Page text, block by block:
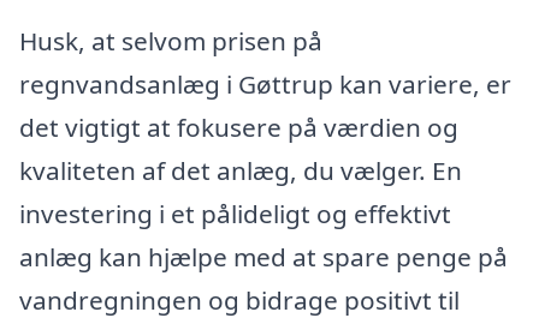
Husk, at selvom prisen på
regnvandsanlæg i Gøttrup kan variere, er
det vigtigt at fokusere på værdien og
kvaliteten af det anlæg, du vælger. En
investering i et pålideligt og effektivt
anlæg kan hjælpe med at spare penge på
vandregningen og bidrage positivt til